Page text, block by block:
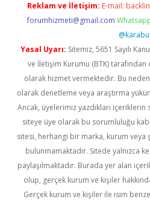
Reklam ve İletişim: E-mail:
forumhizmeti@gmail.com
@karabul
Yasal Uyarı: Sitemiz, 5651 Sayılı
ve İletişim Kurumu (BTK) tarafından
olarak hizmet vermektedir. Bu
olarak denetleme veya araştırma
Ancak, üyelerimiz yazdıkları
siteye üye olarak bu sorumluluğu
sitesi, herhangi bir marka, kurum veya
bulunmamaktadır. Sitede yalnızca
paylaşılmaktadır. Burada yer alan
olup, gerçek kurum ve kişiler
Gerçek kurum ve kişiler ile isim